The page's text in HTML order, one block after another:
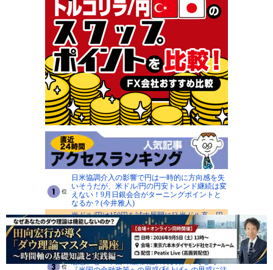
日米協調介入の影響で円は一時的に方向感を失
いそうだが、米ドル/円の円安トレンド継続は変
えない！9月日銀会合がターニングポイントと
なるか？(今井雅人)
米ドル/円は150円を試す展開に!? 米ドル高・円
安は終焉を迎え、2026年中に140円の大台打診
があってもサプライズではない！ 今回の介入は
成功するとみる(陳満咲杜)
8月7日(金)■『為替介入の影響と更なる実施への
思惑』と『米国の雇用統計の発表』、そして